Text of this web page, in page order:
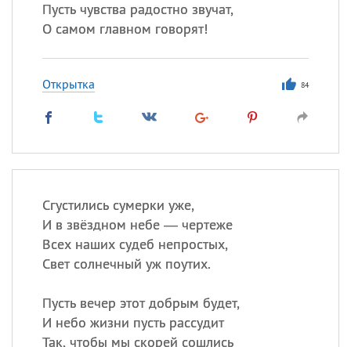
Пусть чувства радостно звучат,
О самом главном говорят!
Открытка 84
Сгустились сумерки уже,
И в звёздном небе — чертеже
Всех наших судеб непростых,
Свет солнечный уж поутих.
Пусть вечер этот добрым будет,
И небо жизни пусть рассудит
Так, чтобы мы скорей сошлись
ИМЕНА
Сегодня празднуют именины
, Афанасий,Борис
происхождение